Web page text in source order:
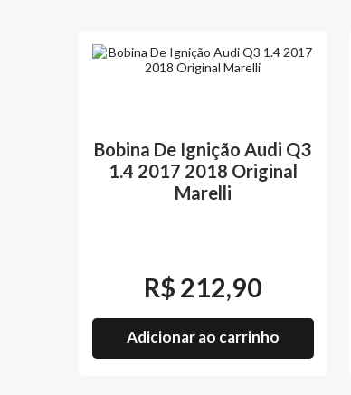
Bobina De Ignição Audi Q3
1.4 2017 2018 Original
Marelli
R$ 212,90
Adicionar ao carrinho